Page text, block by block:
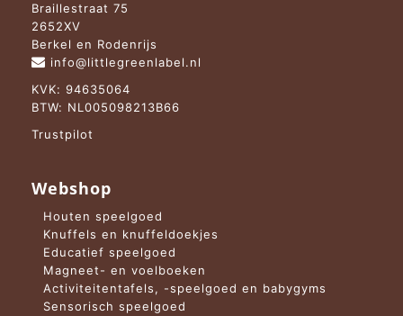
Braillestraat 75
2652XV
Berkel en Rodenrijs
info@littlegreenlabel.nl
KVK: 94635064
BTW: NL005098213B66
Trustpilot
Webshop
Houten speelgoed
Knuffels en knuffeldoekjes
Educatief speelgoed
Magneet- en voelboeken
Activiteitentafels, -speelgoed en babygyms
Sensorisch speelgoed